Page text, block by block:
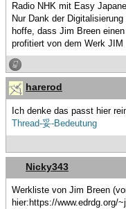
Radio NHK mit Easy
Nur Dank der
hoffe, dass Jim Breen
profitiert von dem Werk JIM
harerod
Ich denke das passt hier
Thread-妥-Bedeutung
Nicky343
Werkliste von Jim Breen
hier:https://www.edrdg.org/